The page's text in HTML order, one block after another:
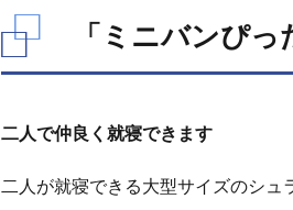
り寝
の特
徴
2.
「ミニバンぴ
二人で仲良く就寝できます
二人が就寝できる大型サイズのシュ